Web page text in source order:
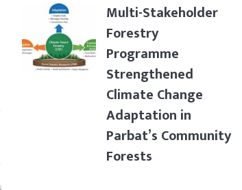
Multi-Stakeholder
Forestry
Programme
Strengthened
Climate Change
Adaptation in
Parbat’s Community
Forests